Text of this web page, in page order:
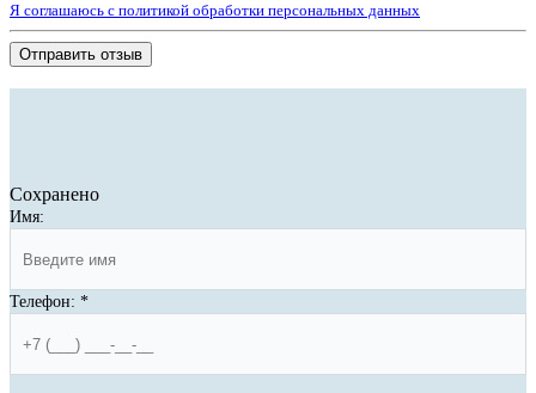
Я соглашаюсь с политикой обработки персональных данных
Отправить отзыв
Сохранено
Имя:
Телефон: *